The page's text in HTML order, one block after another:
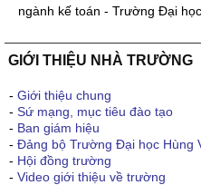
ngành kế toán - Trường Đại
GIỚI THIỆU NHÀ TRƯỜNG
- Giới thiệu chung
- Sứ mạng, mục tiêu đào tạo
- Ban giám hiệu
- Đảng bộ Trường Đại học Hùng
- Hội đồng trường
- Video giới thiệu về trường